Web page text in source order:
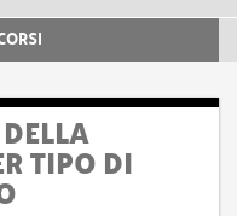
TIPO DI